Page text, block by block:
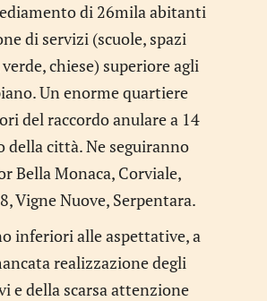
di 26mila abitanti
di servizi (scuole, spazi
chiese) superiore agli
Un enorme quartiere
del raccordo anulare a 14
della città. Ne seguiranno
Bella Monaca, Corviale,
Vigne Nuove, Serpentara.
inferiori alle aspettative, a
realizzazione degli
e della scarsa attenzione